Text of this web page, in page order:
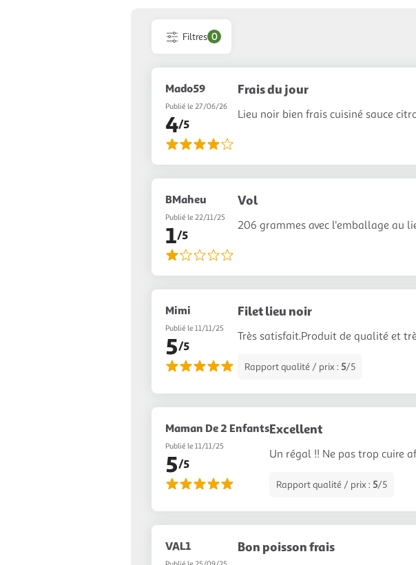
Filtres 0
Mado59
Publié le 27/06/26
4/5
Frais du jour
Lieu noir bien frais cuisiné sauce
BMaheu
Publié le 22/11/25
1/5
Vol
206 grammes avec l'emballage au
Mimi
Publié le 11/11/25
5/5
Filet lieu noir
Très satisfait.Produit de qualité et
Rapport qualité / prix : 5/5
Maman De 2 Enfants
Publié le 11/11/25
5/5
Excellent
Un régal !! Ne pas trop cuire
Rapport qualité / prix : 5/5
VAL1 Bon poisson frais